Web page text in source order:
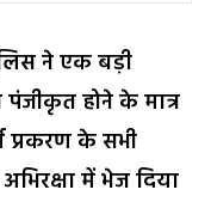
ने एक बड़ी
होने के मात्र
प्रकरण के सभी
में भेज दिया